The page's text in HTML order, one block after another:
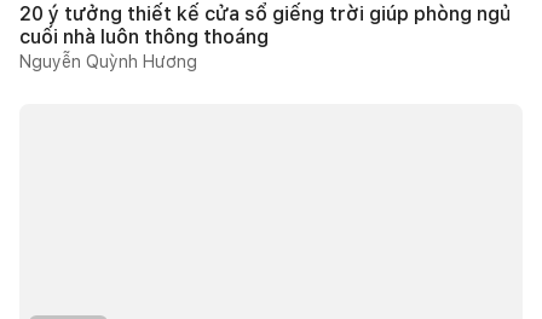
20 ý tưởng thiết kế cửa sổ giếng trời giúp phòng ngủ
cuối nhà luôn thông thoáng
Nguyễn Quỳnh Hương